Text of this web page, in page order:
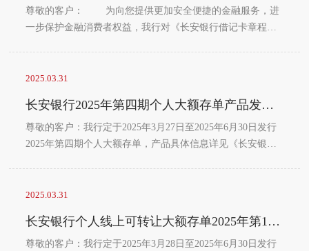
司2宁银理财有限责任公司3南银理财有限责任公司4兴银理财
有限责任公司...
尊敬的客户： 为向您提供更加安全便捷的金融服务，进
一步保护金融消费者权益，我行对《长安银行借记卡章程》
施行。如有异议或疑问，请拨打我行客户服务电话029-96669
行股份有限公司借记卡章程（2025年版）》有异议而决定不
再使用本行借记卡及相关服务的，可向本行提出终止服务申
请。...
2025.03.31
长安银行2025年第四期个人大额存单产品发行公告
尊敬的客户：我行定于2025年3月27日至2025年6月30日发行
2025年第四期个人大额存单，产品具体信息详见《长安银行
2025.03.31
长安银行个人线上可转让大额存单2025年第1期发行公告
尊敬的客户：我行定于2025年3月28日至2025年6月30日发行